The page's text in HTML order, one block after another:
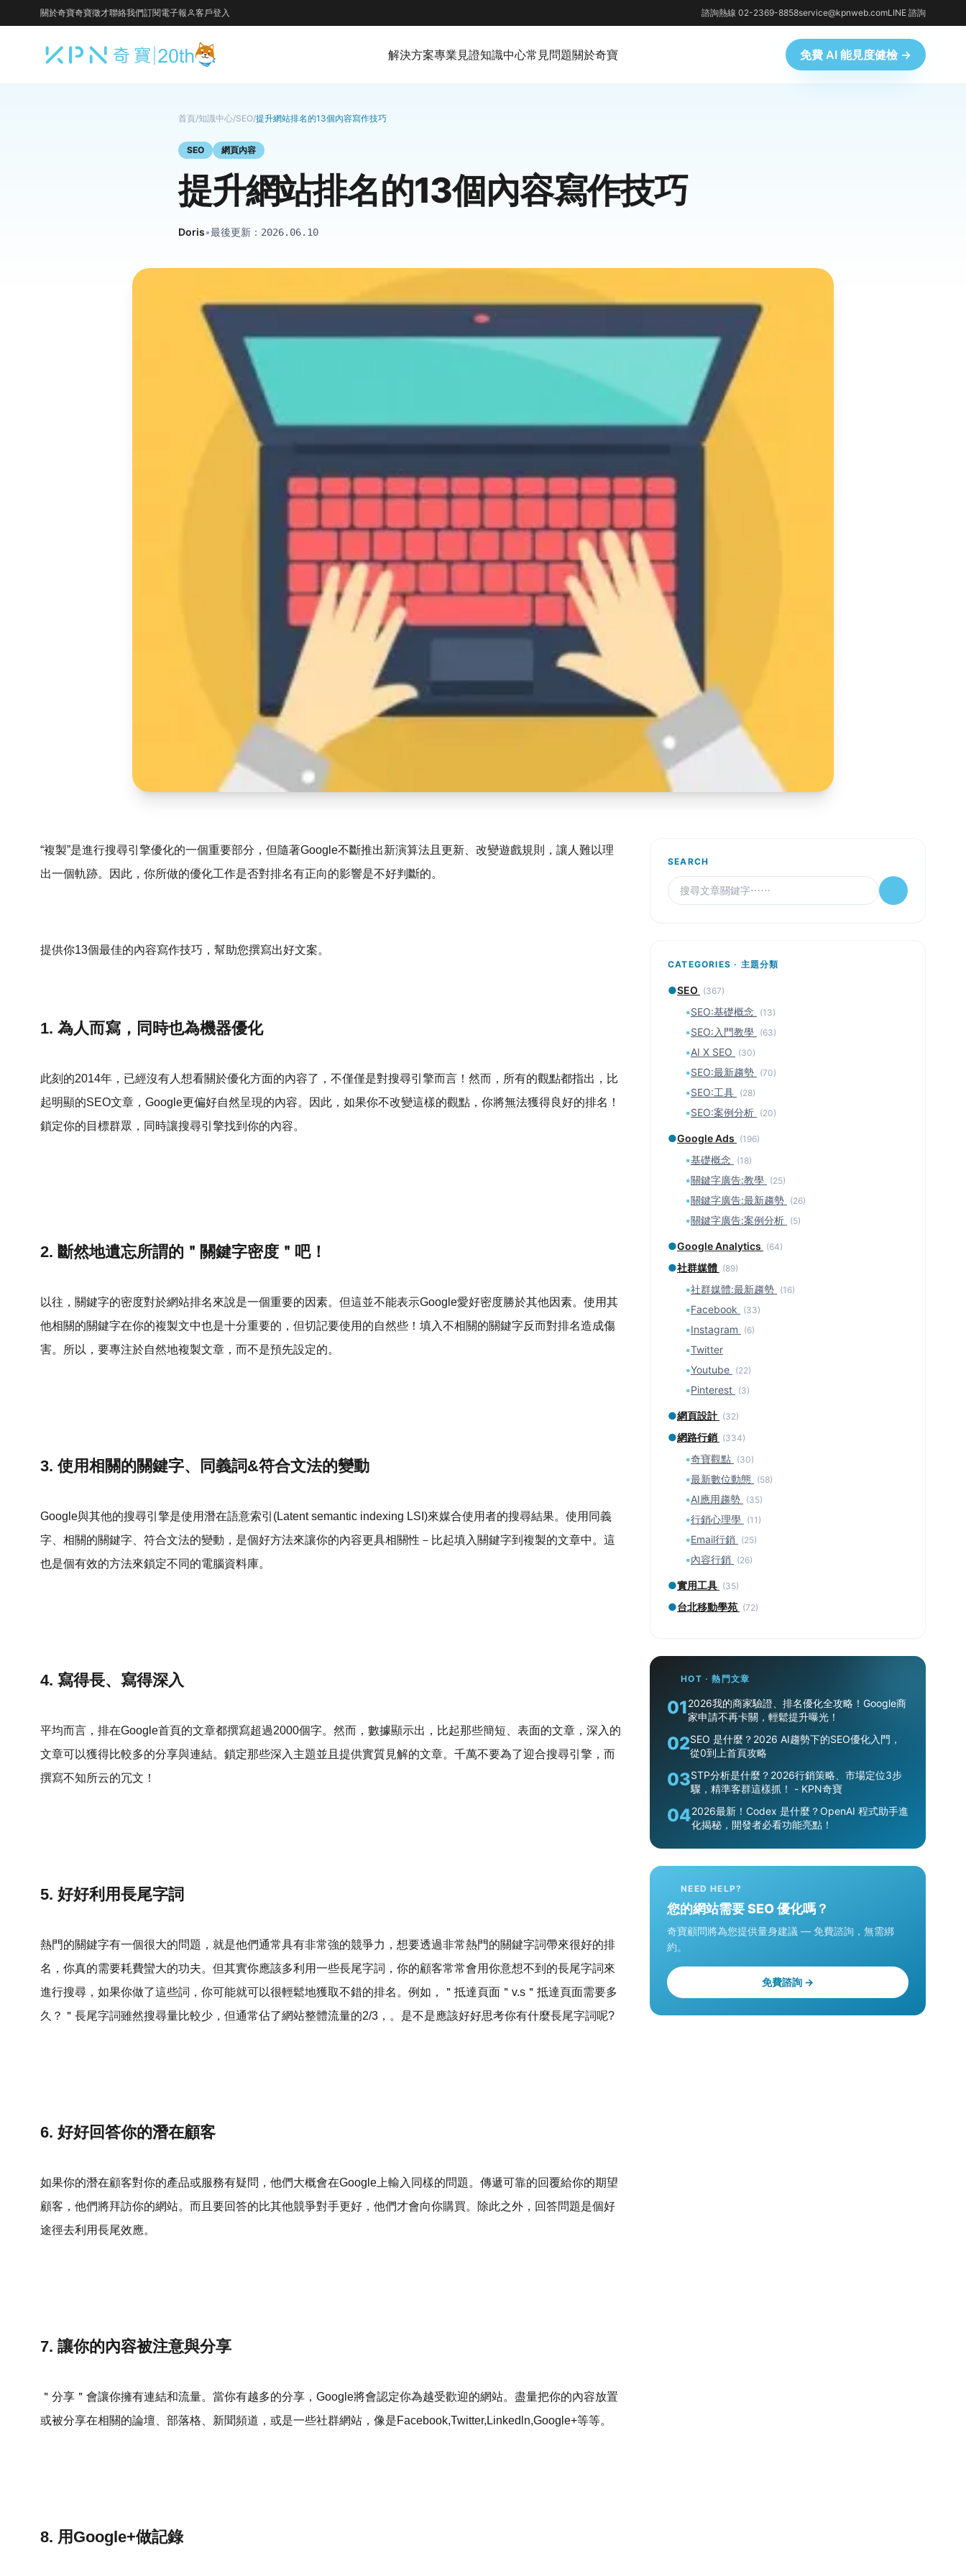
關於奇寶奇寶徵才聯絡我們訂閱電子報 客戶登入 諮詢熱線 02-2369-8858service@kpnweb.comLINE 諮詢
解決方案專業見證知識中心常見問題關於奇寶 免費 AI 能見度健檢 →
首頁/知識中心/SEO/提升網站排名的13個內容寫作技巧
SEO 網頁內容
提升網站排名的13個內容寫作技巧
Doris•最後更新： 2026.06.10
“複製”是進行搜尋引擎優化的一個重要部分，但隨著Google不斷推出新演算法且更新、改變遊戲規則，讓人難以理
出一個軌跡。因此，你所做的優化工作是否對排名有正向的影響是不好判斷的。
提供你13個最佳的內容寫作技巧，幫助您撰寫出好文案。
1. 為人而寫，同時也為機器優化
此刻的2014年，已經沒有人想看關於優化方面的內容了，不僅僅是對搜尋引擎而言！然而，所有的觀點都指出，比
起明顯的SEO文章，Google更偏好自然呈現的內容。因此，如果你不改變這樣的觀點，你將無法獲得良好的排名！
鎖定你的目標群眾，同時讓搜尋引擎找到你的內容。
2. 斷然地遺忘所謂的＂關鍵字密度＂吧！
以往，關鍵字的密度對於網站排名來說是一個重要的因素。但這並不能表示Google愛好密度勝於其他因素。使用其
他相關的關鍵字在你的複製文中也是十分重要的，但切記要使用的自然些！填入不相關的關鍵字反而對排名造成傷
害。所以，要專注於自然地複製文章，而不是預先設定的。
3. 使用相關的關鍵字、同義詞&符合文法的變動
Google與其他的搜尋引擎是使用潛在語意索引(Latent semantic indexing LSI)來媒合使用者的搜尋結果。使用同義
字、相關的關鍵字、符合文法的變動，是個好方法來讓你的內容更具相關性－比起填入關鍵字到複製的文章中。這
也是個有效的方法來鎖定不同的電腦資料庫。
4. 寫得長、寫得深入
平均而言，排在Google首頁的文章都撰寫超過2000個字。然而，數據顯示出，比起那些簡短、表面的文章，深入的
文章可以獲得比較多的分享與連結。鎖定那些深入主題並且提供實質見解的文章。千萬不要為了迎合搜尋引擎，而
撰寫不知所云的冗文！
5. 好好利用長尾字詞
熱門的關鍵字有一個很大的問題，就是他們通常具有非常強的競爭力，想要透過非常熱門的關鍵字詞帶來很好的排
名，你真的需要耗費蠻大的功夫。但其實你應該多利用一些長尾字詞，你的顧客常常會用你意想不到的長尾字詞來
進行搜尋，如果你做了這些詞，你可能就可以很輕鬆地獲取不錯的排名。例如，＂抵達頁面＂v.s＂抵達頁面需要多
久？＂長尾字詞雖然搜尋量比較少，但通常佔了網站整體流量的2/3，。是不是應該好好思考你有什麼長尾字詞呢?
6. 好好回答你的潛在顧客
如果你的潛在顧客對你的產品或服務有疑問，他們大概會在Google上輸入同樣的問題。傳遞可靠的回覆給你的期望
顧客，他們將拜訪你的網站。而且要回答的比其他競爭對手更好，他們才會向你購買。除此之外，回答問題是個好
途徑去利用長尾效應。
7. 讓你的內容被注意與分享
＂分享＂會讓你擁有連結和流量。當你有越多的分享，Google將會認定你為越受歡迎的網站。盡量把你的內容放置
或被分享在相關的論壇、部落格、新聞頻道，或是一些社群網站，像是Facebook,Twitter,Linkedln,Google+等等。
8. 用Google+做記錄
SEARCH
CATEGORIES · 主題分類
●SEO (367)
▪SEO:基礎概念 (13)
▪SEO:入門教學 (63)
▪AI X SEO (30)
▪SEO:最新趨勢 (70)
▪SEO:工具 (28)
▪SEO:案例分析 (20)
●Google Ads (196)
▪基礎概念 (18)
▪關鍵字廣告:教學 (25)
▪關鍵字廣告:最新趨勢 (26)
▪關鍵字廣告:案例分析 (5)
●Google Analytics (64)
●社群媒體 (89)
▪社群媒體:最新趨勢 (16)
▪Facebook (33)
▪Instagram (6)
▪Twitter
▪Youtube (22)
▪Pinterest (3)
●網頁設計 (32)
●網路行銷 (334)
▪奇寶觀點 (30)
▪最新數位動態 (58)
▪AI應用趨勢 (35)
▪行銷心理學 (11)
▪Email行銷 (25)
▪內容行銷 (26)
●實用工具 (35)
●台北移動學苑 (72)
HOT · 熱門文章
012026我的商家驗證、排名優化全攻略！Google商
家申請不再卡關，輕鬆提升曝光！
02SEO 是什麼？2026 AI趨勢下的SEO優化入門，
從0到上首頁攻略
03STP分析是什麼？2026行銷策略、市場定位3步
驟，精準客群這樣抓！ - KPN奇寶
042026最新！Codex 是什麼？OpenAI 程式助手進
化揭秘，開發者必看功能亮點！
NEED HELP?
您的網站需要 SEO 優化嗎？
奇寶顧問將為您提供量身建議 — 免費諮詢，無需綁
約。
免費諮詢 →